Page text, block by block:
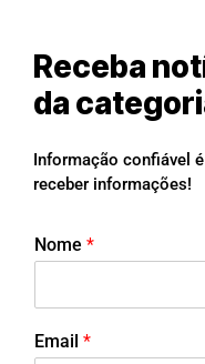
Receba
da
Informação confiável
receber informações!
Nome *
Email *